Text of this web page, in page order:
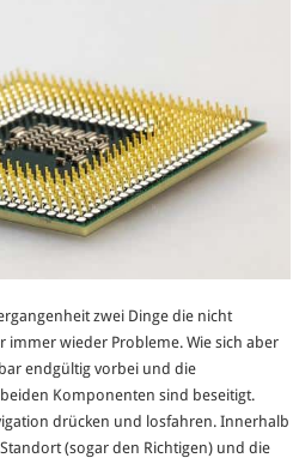
zwei Dinge die nicht
immer wieder Probleme. Wie sich aber
endgültig vorbei und die
Komponenten sind beseitigt.
drücken und losfahren. Innerhalb
(sogar den Richtigen) und die